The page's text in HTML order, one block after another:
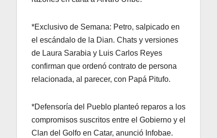
*Exclusivo de Semana: Petro, salpicado en
el escándalo de la Dian. Chats y versiones
de Laura Sarabia y Luis Carlos Reyes
confirman que ordenó contrato de persona
relacionada, al parecer, con Papá Pitufo.
*Defensoría del Pueblo planteó reparos a los
compromisos suscritos entre el Gobierno y el
Clan del Golfo en Catar, anunció Infobae.